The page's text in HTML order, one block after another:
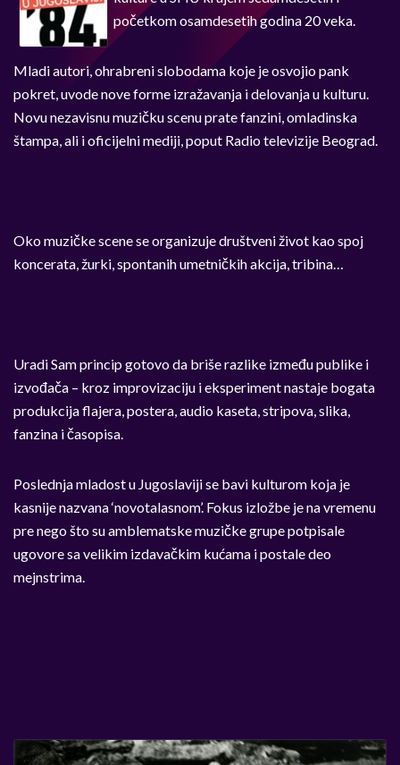
početkom osamdesetih godina 20 veka.
Mladi autori, ohrabreni slobodama koje je osvojio pank
pokret, uvode nove forme izražavanja i delovanja u kulturu.
Novu nezavisnu muzičku scenu prate fanzini, omladinska
štampa, ali i oficijelni mediji, poput Radio televizije Beograd.
Oko muzičke scene se organizuje društveni život kao spoj
koncerata, žurki, spontanih umetničkih akcija, tribina…
Uradi Sam princip gotovo da briše razlike između publike i
izvođača – kroz improvizaciju i eksperiment nastaje bogata
produkcija flajera, postera, audio kaseta, stripova, slika,
fanzina i časopisa.
Poslednja mladost u Jugoslaviji se bavi kulturom koja je
kasnije nazvana ‘novotalasnom’. Fokus izložbe je na vremenu
pre nego što su amblematske muzičke grupe potpisale
ugovore sa velikim izdavačkim kućama i postale deo
mejnstrima.